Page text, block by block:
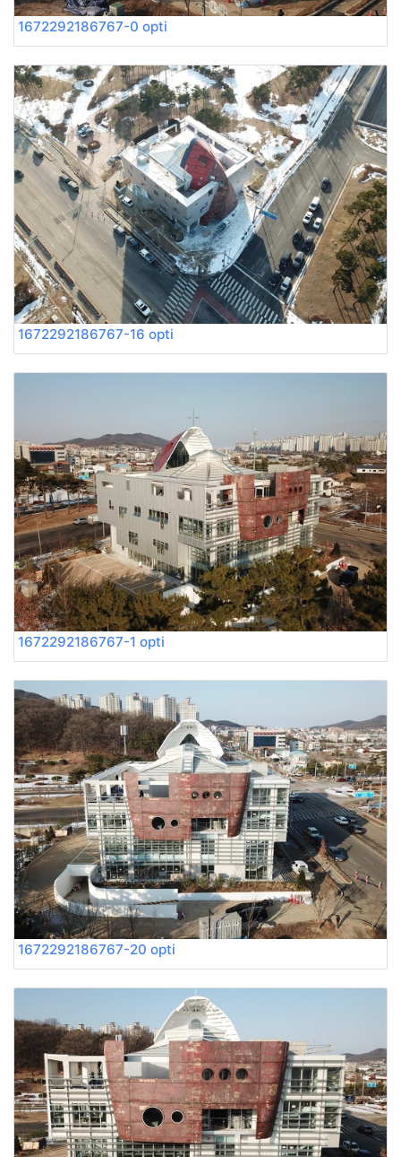
1672292186767-0 opti
1672292186767-16 opti
1672292186767-1 opti
1672292186767-20 opti